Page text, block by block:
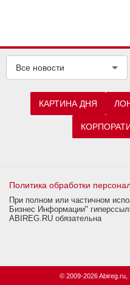
Все новости
КАРТИНА ДНЯ
Политика обработки
При полном или частичном
Бизнес Информации"
ABIREG.RU обязательна
© 2009-2026